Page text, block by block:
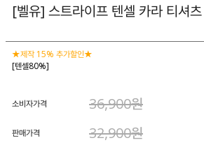
[벨유] 스트라이프 텐셀 카라 티셔츠
★제작 15% 추가할인★
[텐셀80%]
소비자가격 36,900원
판매가격 32,900원